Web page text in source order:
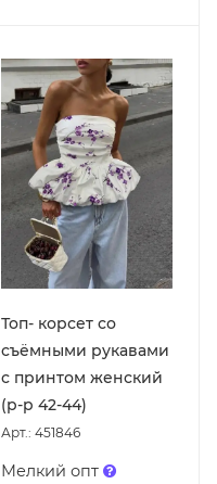
Топ- корсет со
съёмными рукавами
с принтом женский
(р-р 42-44)
Арт.: 451846
Мелкий опт